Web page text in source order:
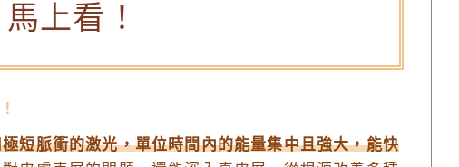
上看！
短脈衝的激光，單位時間內的能量集中且強大，能快